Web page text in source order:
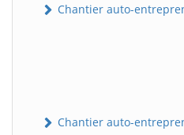
Chantier auto-
Chantier auto-